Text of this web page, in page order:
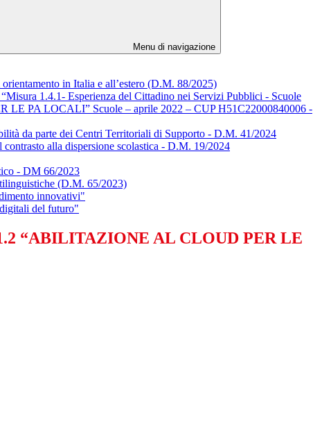
Menu di navigazione
in Italia e all’estero (D.M. 88/2025)
1.4.1- Esperienza del Cittadino nei Servizi Pubblici - Scuole
LE PA LOCALI” Scuole – aprile 2022 – CUP H51C22000840006 -
da parte dei Centri Territoriali di Supporto - D.M. 41/2024
alla dispersione scolastica - D.M. 19/2024
- DM 66/2023
(D.M. 65/2023)
innovativi"
del futuro"
1.2 “ABILITAZIONE AL CLOUD PER LE